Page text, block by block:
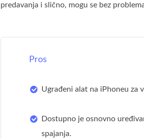
predavanja i slično, mogu se bez
Pros
Ugrađeni alat na iPhoneu za
Dostupno je osnovno
spajanja.